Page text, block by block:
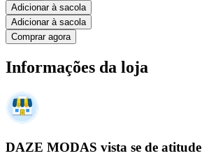
Adicionar à sacola
Adicionar à sacola
Comprar agora
Informações da loja
DAZE MODAS vista se de atitude